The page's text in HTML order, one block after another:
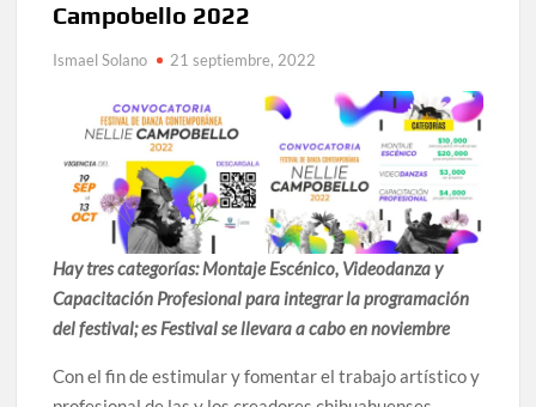
Lanza Municipio convocatoria “Chihuahua Deja Huella”
para convertir el arte local en identidad
Invitan a descubrir la escena cinematográfica del norte
con la muestra “División del Norte: Episodio 2” en Ciudad
Juárez y la capital
Conmemorará Casa Chihuahua el aniversario luctuoso de
Miguel Hidalgo
Continúa abierta la convocatoria para el Premio Indígena
Literario “Erasmo Palma”
Inaugura Municipio exposición “Horizontes Opuestos” en
el Aeropuerto Internacional de Chihuahua
Campobello 2022
Ismael Solano 21 septiembre, 2022
Hay tres categorías: Montaje Escénico, Videodanza y
Capacitación Profesional para integrar la programación
del festival; es Festival se llevara a cabo en noviembre
Con el fin de estimular y fomentar el trabajo artístico y